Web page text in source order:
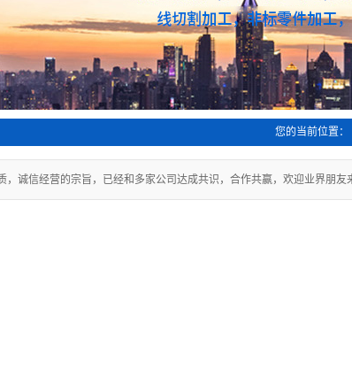
您的当前位置：
诚信经营的宗旨，已经和多家公司达成共识，合作共赢，欢迎业界朋友